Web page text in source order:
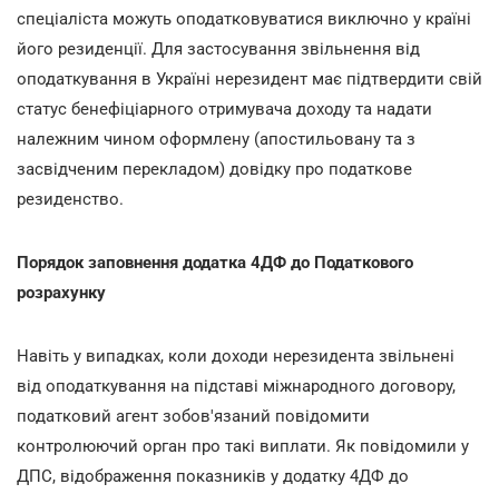
спеціаліста можуть оподатковуватися виключно у країні
його резиденції. Для застосування звільнення від
оподаткування в Україні нерезидент має підтвердити свій
статус бенефіціарного отримувача доходу та надати
належним чином оформлену (апостильовану та з
засвідченим перекладом) довідку про податкове
резиденство.
Порядок заповнення додатка 4ДФ до Податкового
розрахунку
Навіть у випадках, коли доходи нерезидента звільнені
від оподаткування на підставі міжнародного договору,
податковий агент зобов'язаний повідомити
контролюючий орган про такі виплати. Як повідомили у
ДПС, відображення показників у додатку 4ДФ до